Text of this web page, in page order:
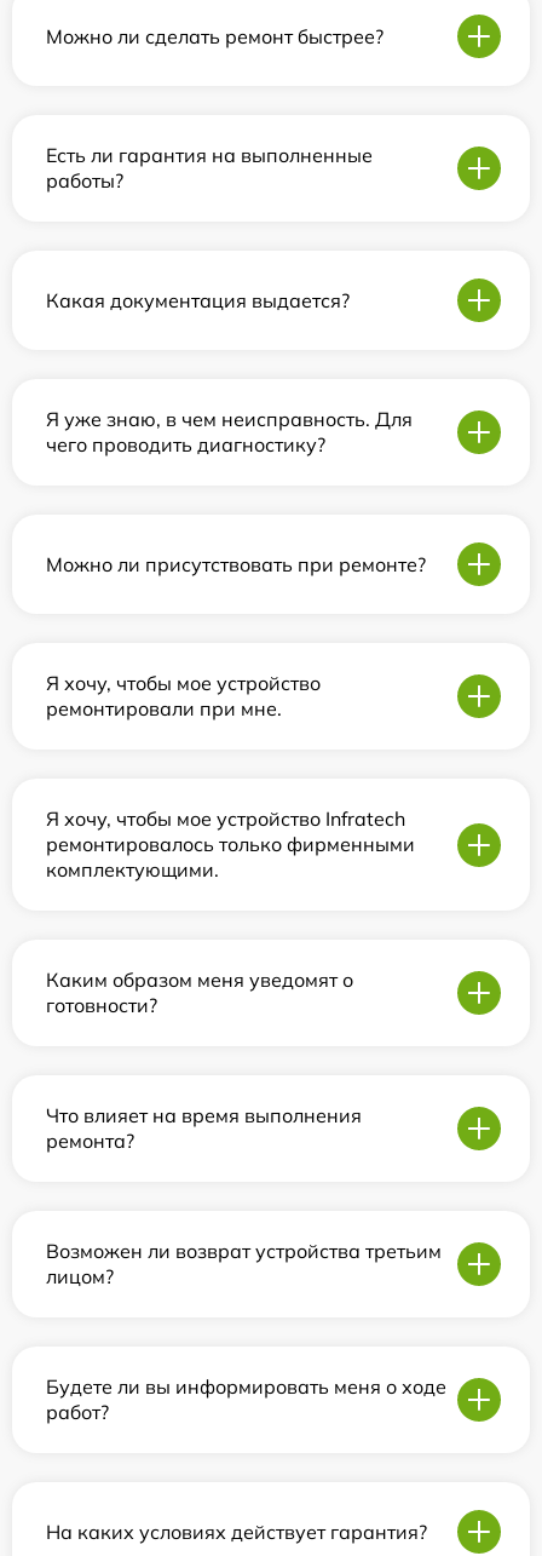
Можно ли сделать ремонт быстрее?
Есть ли гарантия на выполненные
работы?
Какая документация выдается?
Я уже знаю, в чем неисправность. Для
чего проводить диагностику?
Можно ли присутствовать при ремонте?
Я хочу, чтобы мое устройство
ремонтировали при мне.
Я хочу, чтобы мое устройство Infratech
ремонтировалось только фирменными
комплектующими.
Каким образом меня уведомят о
готовности?
Что влияет на время выполнения
ремонта?
Возможен ли возврат устройства третьим
лицом?
Будете ли вы информировать меня о ходе
работ?
На каких условиях действует гарантия?